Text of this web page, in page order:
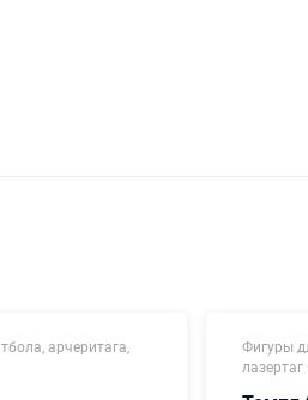
арчеритага,
Фигуры
лазертаг